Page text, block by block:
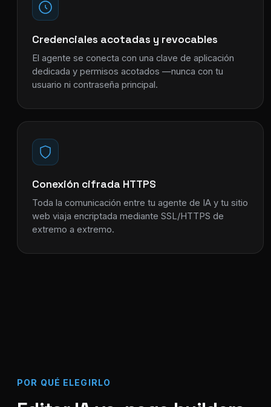
Credenciales acotadas y revocables
El agente se conecta con una clave de aplicación
dedicada y permisos acotados —nunca con tu
usuario ni contraseña principal.
Conexión cifrada HTTPS
Toda la comunicación entre tu agente de IA y tu sitio
web viaja encriptada mediante SSL/HTTPS de
extremo a extremo.
POR QUÉ ELEGIRLO